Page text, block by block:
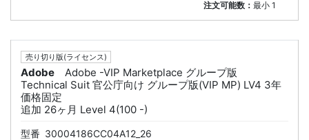
注文可能数：最小 1
売り切り版(ライセンス)
Adobe
Adobe -VIP Marketplace グループ版
Technical Suit 官公庁向け グループ版(VIP MP) LV4 3年
価格固定
追加 26ヶ月 Level 4(100 -)
型番 30004186CC04A12_26